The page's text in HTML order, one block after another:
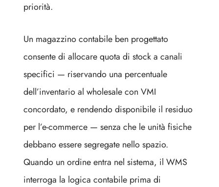
priorità.
Un magazzino contabile ben progettato
consente di allocare quota di stock a canali
specifici — riservando una percentuale
dell’inventario al wholesale con VMI
concordato, e rendendo disponibile il residuo
per l’e-commerce — senza che le unità fisiche
debbano essere segregate nello spazio.
Quando un ordine entra nel sistema, il WMS
interroga la logica contabile prima di